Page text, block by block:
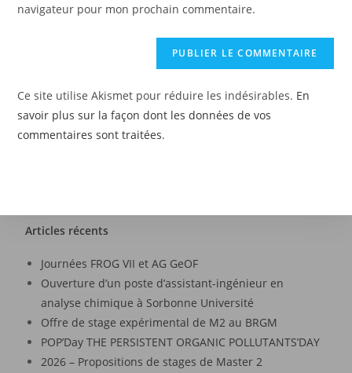
navigateur pour mon prochain commentaire.
Ce site utilise Akismet pour réduire les indésirables. En
savoir plus sur la façon dont les données de vos
commentaires sont traitées.
Articles récents
Journées FROG VII et AG GeOF
Ouverture d’un poste d’assistant-ingénieur en
analyse chimique à Sorbonne Université
Offre de stage expérimental de M2 au BRGM
POP’Day THE PERSISTENT ORGANIC POLLUTANTS’DAY
2026 – Propositions de stages de Master 2